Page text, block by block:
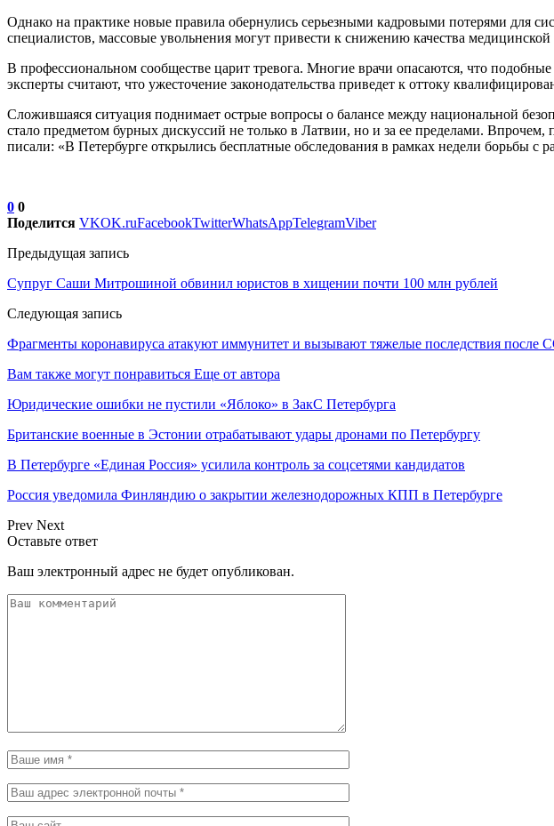
Однако на практике новые правила обернулись серьезными кадровыми потерями для
специалистов, массовые увольнения могут привести к снижению качества
В профессиональном сообществе царит тревога. Многие врачи опасаются, что
эксперты считают, что ужесточение законодательства приведет к оттоку
Сложившаяся ситуация поднимает острые вопросы о балансе между национальной
стало предметом бурных дискуссий не только в Латвии, но и за ее пределами.
писали: «В Петербурге открылись бесплатные обследования в рамках недели борьбы с
0 0
Поделится VKOK.ruFacebookTwitterWhatsAppTelegramViber
Предыдущая запись
Супруг Саши Митрошиной обвинил юристов в хищении почти 100 млн рублей
Следующая запись
Фрагменты коронавируса атакуют иммунитет и вызывают тяжелые последствия после
Вам также могут понравиться Еще от автора
Юридические ошибки не пустили «Яблоко» в ЗакС Петербурга
Британские военные в Эстонии отрабатывают удары дронами по Петербургу
В Петербурге «Единая Россия» усилила контроль за соцсетями кандидатов
Россия уведомила Финляндию о закрытии железнодорожных КПП в Петербурге
Prev Next
Оставьте ответ
Ваш электронный адрес не будет опубликован.